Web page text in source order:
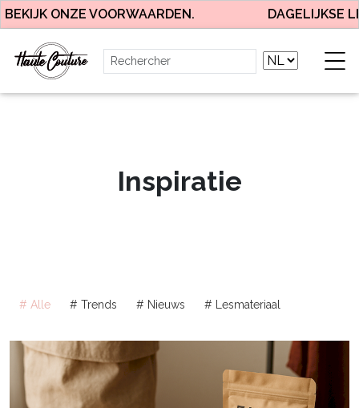
ONZE VOORWAARDEN. DAGELIJKSE
Inspiratie
# Alle # Trends # Nieuws # Lesmateriaal